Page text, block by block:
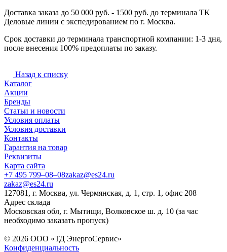
Доставка заказа до 50 000 руб. - 1500 руб. до терминала ТК
Деловые линии с экспедированием по г. Москва.
Срок доставки до терминала транспортной компании: 1-3 дня,
после внесения 100% предоплаты по заказу.
Назад к списку
Каталог
Акции
Бренды
Статьи и новости
Условия оплаты
Условия доставки
Контакты
Гарантия на товар
Реквизиты
Карта сайта
+7 495 799–08–08zakaz@es24.ru
zakaz@es24.ru
127081, г. Москва, ул. Чермянская, д. 1, стр. 1, офис 208
Адрес склада
Московская обл, г. Мытищи, Волковское ш. д. 10 (за час
необходимо заказать пропуск)
© 2026 ООО «ТД ЭнергоСервис»
Конфиденциальность